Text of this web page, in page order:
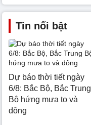
Tin nổi bật
Dự báo thời tiết ngày
6/8: Bắc Bộ, Bắc Trung
Bộ hứng mưa to và
dông